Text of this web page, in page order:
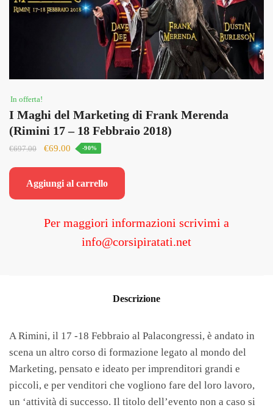
In offerta!
I Maghi del Marketing di Frank Merenda
(Rimini 17 – 18 Febbraio 2018)
€697.00
Il
era:
€69.00 Il
è:
-90%
Aggiungi al carrello
Per maggiori informazioni scrivimi a
info@corsipiratati.net
Descrizione
A Rimini, il 17 -18 Febbraio al Palacongressi, è andato in
scena un altro corso di formazione legato al mondo del
Marketing, pensato e ideato per imprenditori grandi e
piccoli, e per venditori che vogliono fare del loro lavoro,
un ‘attività di successo. Il titolo dell’evento non a caso si